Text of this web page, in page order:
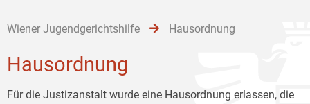
Wiener Jugendgerichtshilfe Hausordnung
Hausordnung
Für die Justizanstalt wurde eine Hausordnung erlassen, die